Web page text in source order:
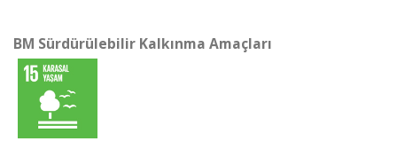
BM Sürdürülebilir Kalkınma Amaçları